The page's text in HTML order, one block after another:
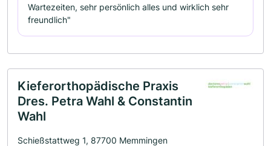
Wartezeiten, sehr persönlich alles und wirklich sehr
freundlich"
Kieferorthopädische Praxis
Dres. Petra Wahl & Constantin
Wahl
Schießstattweg 1, 87700 Memmingen